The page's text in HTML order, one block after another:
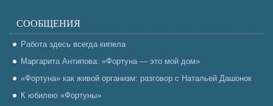
СООБЩЕНИЯ
Работа здесь всегда кипела
Маргарита Антипова: «Фортуна — это мой дом»
«Фортуна» как живой организм: разговор с Натальей Дашонок
К юбилею «Фортуны»